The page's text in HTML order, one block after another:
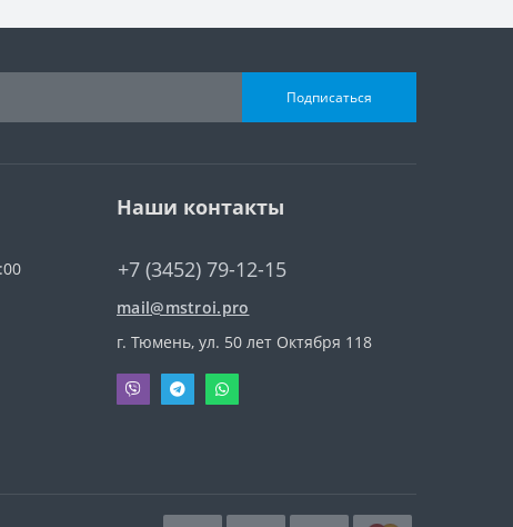
Подписаться
Наши контакты
+7 (3452) 79-12-15
mail@mstroi.pro
г. Тюмень, ул. 50 лет Октября 118